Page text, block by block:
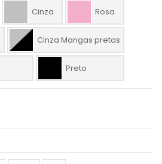
Cinza Rosa
Cinza Mangas pretas
Preto